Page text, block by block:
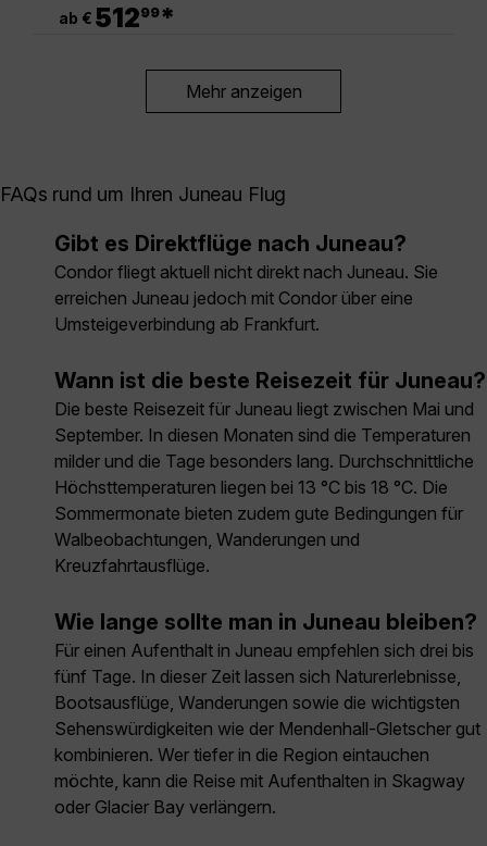
ab € 51299*
Mehr anzeigen
FAQs rund um Ihren Juneau Flug
Gibt es Direktflüge nach Juneau?
Condor fliegt aktuell nicht direkt nach Juneau. Sie
erreichen Juneau jedoch mit Condor über eine
Umsteigeverbindung ab Frankfurt.
Wann ist die beste Reisezeit für Juneau?
Die beste Reisezeit für Juneau liegt zwischen Mai und
September. In diesen Monaten sind die Temperaturen
milder und die Tage besonders lang. Durchschnittliche
Höchsttemperaturen liegen bei 13 °C bis 18 °C. Die
Sommermonate bieten zudem gute Bedingungen für
Walbeobachtungen, Wanderungen und
Kreuzfahrtausflüge.
Wie lange sollte man in Juneau bleiben?
Für einen Aufenthalt in Juneau empfehlen sich drei bis
fünf Tage. In dieser Zeit lassen sich Naturerlebnisse,
Bootsausflüge, Wanderungen sowie die wichtigsten
Sehenswürdigkeiten wie der Mendenhall-Gletscher gut
kombinieren. Wer tiefer in die Region eintauchen
möchte, kann die Reise mit Aufenthalten in Skagway
oder Glacier Bay verlängern.